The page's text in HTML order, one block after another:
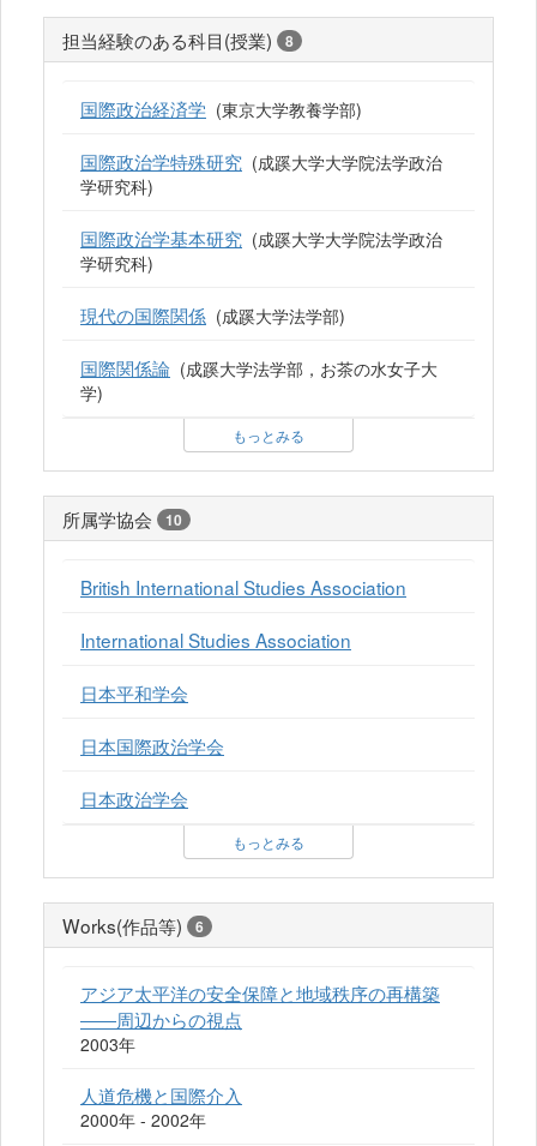
担当経験のある科目(授業) 8
国際政治経済学 (東京大学教養学部)
国際政治学特殊研究 (成蹊大学大学院法学政治
学研究科)
国際政治学基本研究 (成蹊大学大学院法学政治
学研究科)
現代の国際関係 (成蹊大学法学部)
国際関係論 (成蹊大学法学部，お茶の水女子大
学)
もっとみる
所属学協会 10
British International Studies Association
International Studies Association
日本平和学会
日本国際政治学会
日本政治学会
もっとみる
Works(作品等) 6
アジア太平洋の安全保障と地域秩序の再構築
――周辺からの視点
2003年
人道危機と国際介入
2000年 - 2002年